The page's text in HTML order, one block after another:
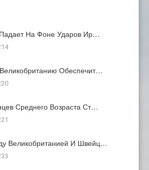
На Фоне Ударов Ир…
Обеспечит…
Среднего Возраста Ст…
Великобританией И Швейц…